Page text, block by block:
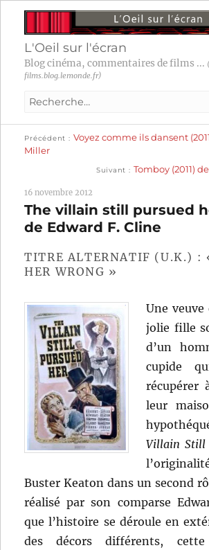
L'Oeil sur l'écran
Blog cinéma, commentaires de films ...
films.blog.lemonde.fr)
Recherche
:
Navigation
l’article
Précédent
précédente :
Voyez comme ils dansent
Miller
Suivant
suivante :
Tomboy (2011)
16 novembre 2012
The villain still pursued
de Edward F. Cline
TITRE ALTERNATIF (U.K.) :
HER WRONG »
Une
jolie fille
d’un
cupide
récupérer
leur
Villain Still
Buster Keaton dans un second
réalisé par son comparse
que l’histoire se déroule en
des décors différents,